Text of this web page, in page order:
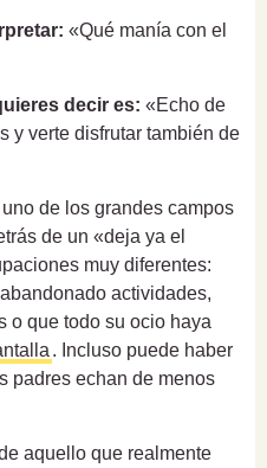
«Qué manía con el
decir es: «Echo de
y verte disfrutar también de
de los grandes campos
de un «deja ya el
muy diferentes:
actividades,
o que todo su ocio haya
. Incluso puede haber
padres echan de menos
aquello que realmente